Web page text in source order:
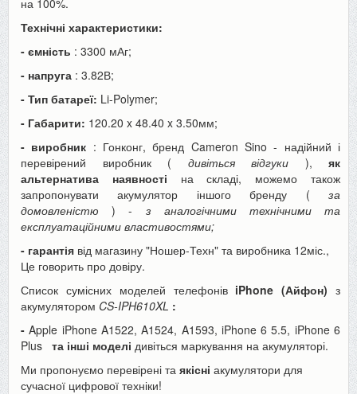
Технічні характеристики:
- ємність : 3300 мАг;
- напруга : 3.82В;
- Тип батареї: Li-Polymer;
- Габарити: 120.20 x 48.40 x 3.50мм;
- виробник : Гонконг, бренд Cameron Sino - надійний і
перевірений виробник ( дивіться відгуки ), як
альтернатива наявності на складі, можемо також
запропонувати акумулятор іншого бренду ( за
домовленістю ) - з аналогічними технічними та
експлуатаційними властивостями;
- гарантія від магазину "Ношер-Техн" та виробника 12міс.,
Це говорить про довіру.
Список сумісних моделей телефонів iPhone (Айфон) з
акумулятором CS-IPH610XL :
- Apple iPhone A1522, A1524, A1593, iPhone 6 5.5, iPhone 6
Plus та інші моделі дивіться маркування на акумуляторі.
Ми пропонуємо перевірені та якісні акумулятори для
сучасної цифрової техніки!